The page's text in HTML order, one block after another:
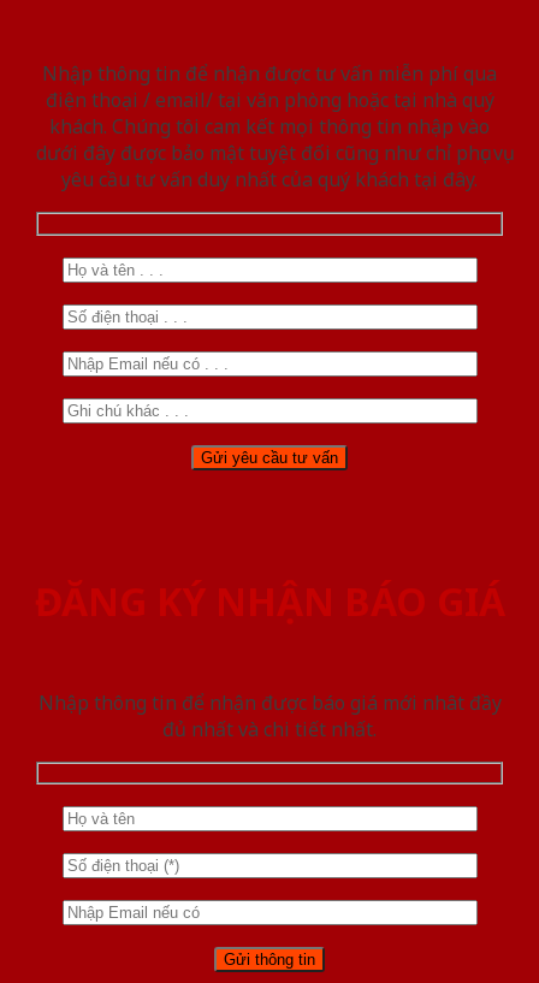
Nhập thông tin để nhận được tư vấn miễn phí qua
điện thoại / email/ tại văn phòng hoặc tại nhà quý
khách. Chúng tôi cam kết mọi thông tin nhập vào
dưới đây được bảo mật tuyệt đối cũng như chỉ phục vụ
yêu cầu tư vấn duy nhất của quý khách tại đây.
ĐĂNG KÝ NHẬN BÁO GIÁ
Nhập thông tin để nhận được báo giá mới nhât đầy
đủ nhất và chi tiết nhất.